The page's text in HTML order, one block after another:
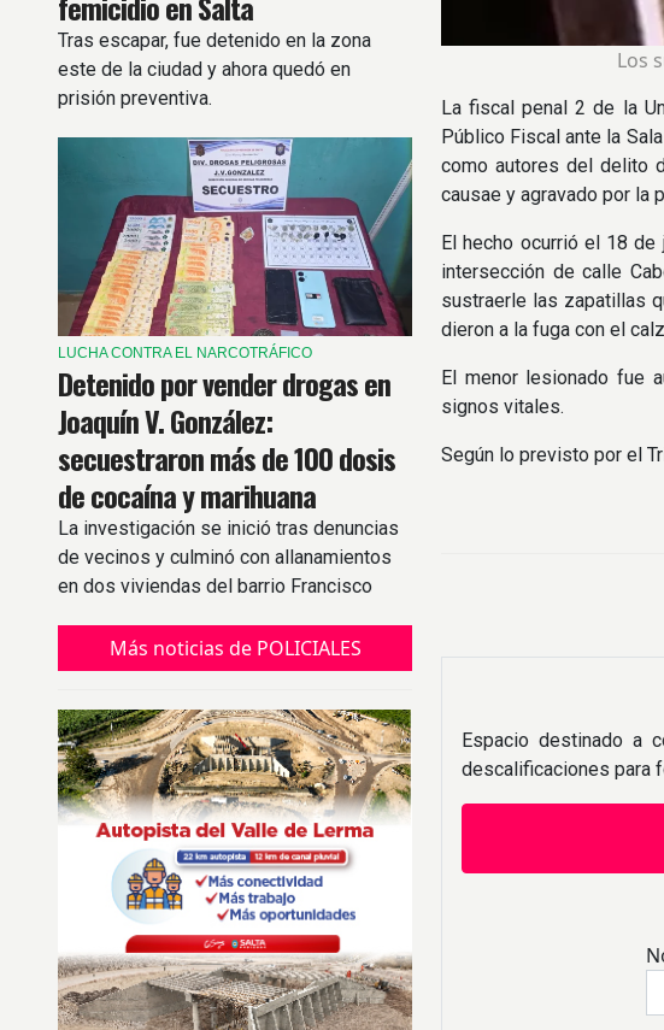
Tras escapar, fue detenido en la zona
este de la ciudad y ahora quedó en
prisión preventiva.
LUCHA CONTRA EL NARCOTRÁFICO
Detenido por vender drogas en
Joaquín V. González:
secuestraron más de 100 dosis
de cocaína y marihuana
La investigación se inició tras denuncias
de vecinos y culminó con allanamientos
en dos viviendas del barrio Francisco
Más noticias de POLICIALES
Los
La fiscal penal 2 de la
Público Fiscal ante la
como autores del delito
causae y agravado por la
El hecho ocurrió el 18 de
intersección de calle
sustraerle las zapatillas
dieron a la fuga con el
El menor lesionado fue
signos vitales.
Según lo previsto por el
Espacio destinado a
descalificaciones para